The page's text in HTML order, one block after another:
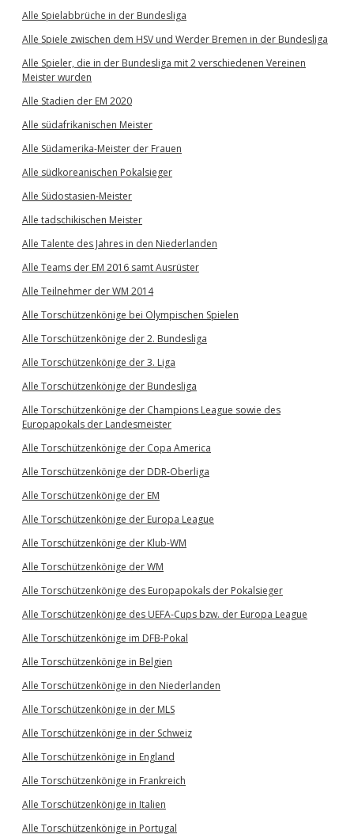
Alle Spielabbrüche in der Bundesliga
Alle Spiele zwischen dem HSV und Werder Bremen in der Bundesliga
Alle Spieler, die in der Bundesliga mit 2 verschiedenen Vereinen
Meister wurden
Alle Stadien der EM 2020
Alle südafrikanischen Meister
Alle Südamerika-Meister der Frauen
Alle südkoreanischen Pokalsieger
Alle Südostasien-Meister
Alle tadschikischen Meister
Alle Talente des Jahres in den Niederlanden
Alle Teams der EM 2016 samt Ausrüster
Alle Teilnehmer der WM 2014
Alle Torschützenkönige bei Olympischen Spielen
Alle Torschützenkönige der 2. Bundesliga
Alle Torschützenkönige der 3. Liga
Alle Torschützenkönige der Bundesliga
Alle Torschützenkönige der Champions League sowie des
Europapokals der Landesmeister
Alle Torschützenkönige der Copa America
Alle Torschützenkönige der DDR-Oberliga
Alle Torschützenkönige der EM
Alle Torschützenkönige der Europa League
Alle Torschützenkönige der Klub-WM
Alle Torschützenkönige der WM
Alle Torschützenkönige des Europapokals der Pokalsieger
Alle Torschützenkönige des UEFA-Cups bzw. der Europa League
Alle Torschützenkönige im DFB-Pokal
Alle Torschützenkönige in Belgien
Alle Torschützenkönige in den Niederlanden
Alle Torschützenkönige in der MLS
Alle Torschützenkönige in der Schweiz
Alle Torschützenkönige in England
Alle Torschützenkönige in Frankreich
Alle Torschützenkönige in Italien
Alle Torschützenkönige in Portugal